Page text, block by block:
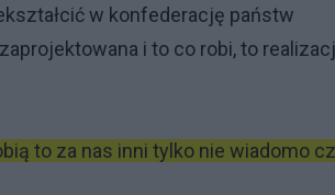
w konfederację państw
i to co robi, to
to za nas inni tylko nie wiadomo